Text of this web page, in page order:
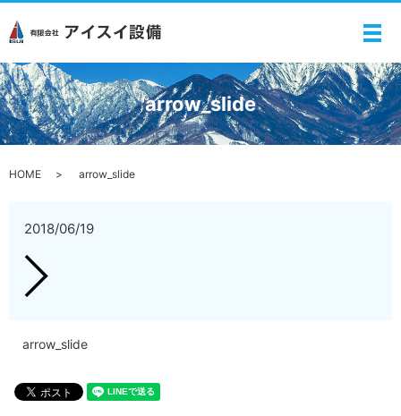
メ
arrow_slide
HOME arrow_slide
2018/06/19
arrow_slide